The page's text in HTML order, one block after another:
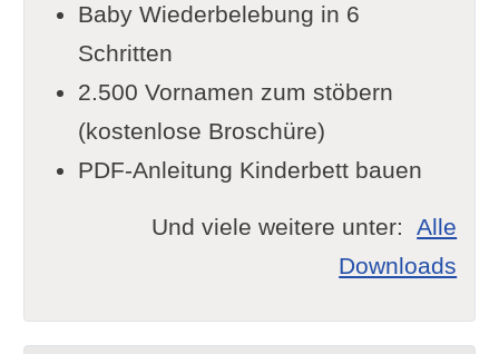
Baby Wiederbelebung in 6
Schritten
2.500 Vornamen zum stöbern
(kostenlose Broschüre)
PDF-Anleitung Kinderbett bauen
Und viele weitere unter:Alle
Downloads